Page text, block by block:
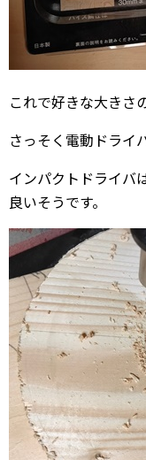
これで好きな大きさ
さっそく電動ドライ
インパクトドライバ
良いそうです。